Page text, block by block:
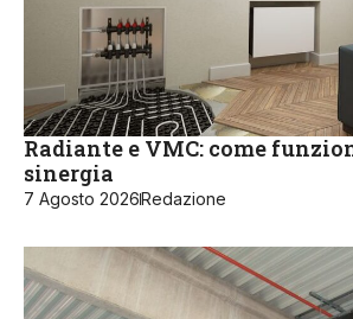
Radiante e VMC: come
sinergia
7 Agosto 2026Redazione